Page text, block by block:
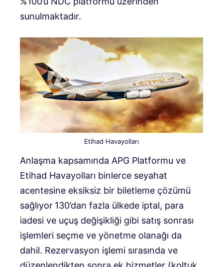
sunulmaktadır.
Etihad Havayolları
Anlaşma kapsamında APG Platformu ve
Etihad Havayolları binlerce seyahat
acentesine eksiksiz bir biletleme çözümü
sağlıyor 130’dan fazla ülkede iptal, para
iadesi ve uçuş değişikliği gibi satış sonrası
işlemleri seçme ve yönetme olanağı da
dahil. Rezervasyon işlemi sırasında ve